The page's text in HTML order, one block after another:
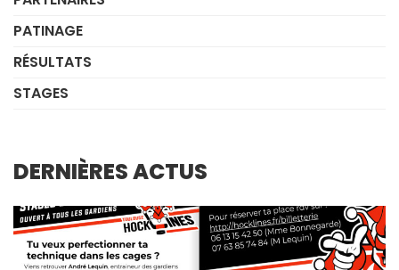
PATINAGE
RÉSULTATS
STAGES
DERNIÈRES ACTUS